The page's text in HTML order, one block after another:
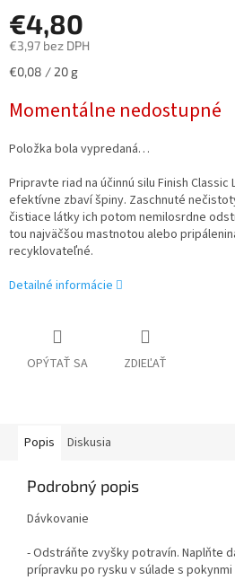
€4,80
€3,97 bez DPH
Jednotková
€0,08 / 20 g
Momentálne nedostupné
Položka bola vypredaná…
Pripravte riad na účinnú silu Finish
efektívne zbaví špiny. Zaschnuté
čistiace látky ich potom nemilosrdne
tou najväčšou mastnotou alebo
recyklovateľné.
Detailné informácie
OPÝTAŤ SA ZDIEĽAŤ
Popis Diskusia
Podrobný popis
Dávkovanie
- Odstráňte zvyšky potravín. Naplňte
prípravku po rysku v súlade s